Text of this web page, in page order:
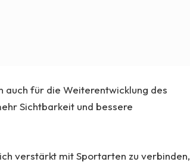
auch für die Weiterentwicklung des
Sichtbarkeit und bessere
verstärkt mit Sportarten zu verbinden,